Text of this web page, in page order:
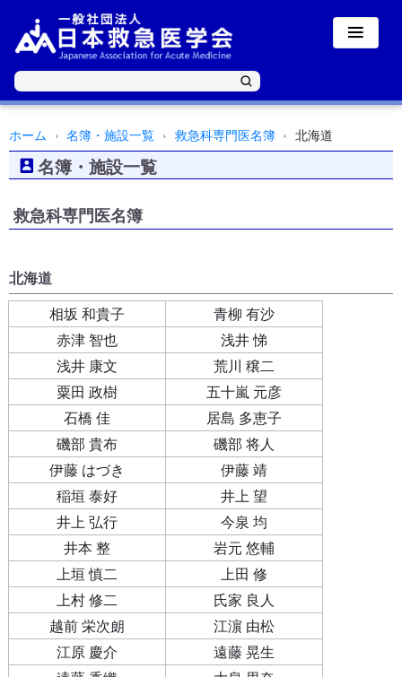
ホーム 名簿・施設一覧 救急科専門医名簿 北海道
名簿・施設一覧
救急科専門医名簿
北海道
相坂 和貴子
青柳 有沙
赤津 智也
浅井 悌
浅井 康文
荒川 穣二
粟田 政樹
五十嵐 元彦
石橋 佳
居島 多恵子
磯部 貴布
磯部 将人
伊藤 はづき
伊藤 靖
稲垣 泰好
井上 望
井上 弘行
今泉 均
井本 整
岩元 悠輔
上垣 慎二
上田 修
上村 修二
氏家 良人
越前 栄次朗
江濵 由松
江原 慶介
遠藤 晃生